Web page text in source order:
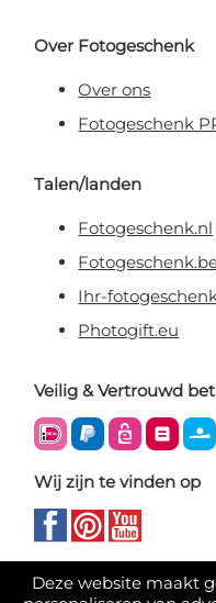
Deze website maakt
Over Fotogeschenk
Over ons
Fotogeschenk
Talen/landen
Fotogeschenk.nl
Ihr-
Photogift.eu
Veilig & Vertrouwd
Wij zijn te vinden op